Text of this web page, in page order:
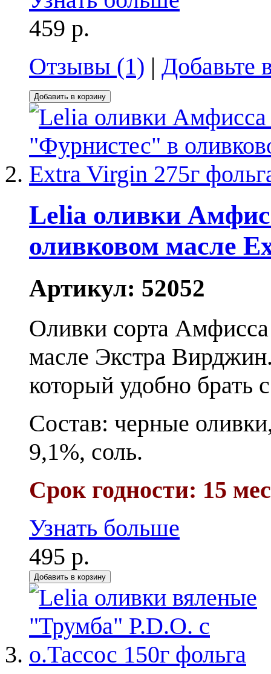
459 р.
Отзывы (1) | Добавьте
Добавить в корзину
Lelia оливки
оливковом масле
Артикул: 52052
Оливки сорта
масле Экстра
который удобно брать
Состав: черные
9,1%, соль.
Срок годности: 15
Узнать больше
495 р.
Добавить в корзину